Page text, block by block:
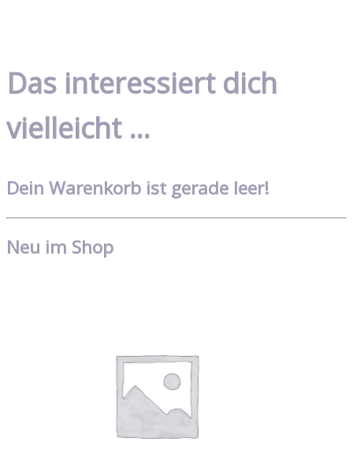
Das interessiert dich
vielleicht …
Dein Warenkorb ist gerade leer!
Neu im Shop